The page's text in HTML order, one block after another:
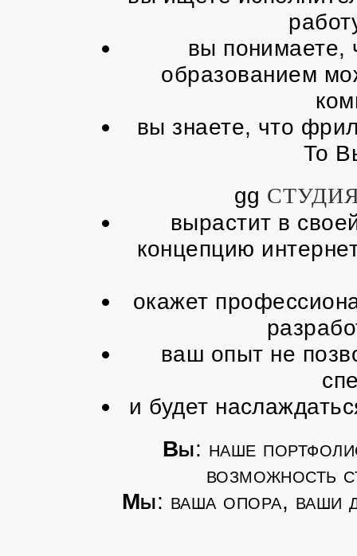
вы понимаете,
образованием
вы знаете, что
То
gg
вырастит в
концепцию
окажет
ваш опыт не
и будет
Вы: наше
возможность
Мы: ваша опора, ваши